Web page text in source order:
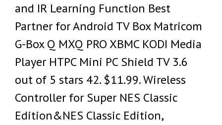
and IR Learning Function Best
Partner for Android TV Box Matricom
G-Box Q MXQ PRO XBMC KODI Media
Player HTPC Mini PC Shield TV 3.6
out of 5 stars 42. $11.99. Wireless
Controller for Super NES Classic
Edition&NES Classic Edition,